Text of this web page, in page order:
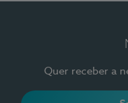
Quer receber a